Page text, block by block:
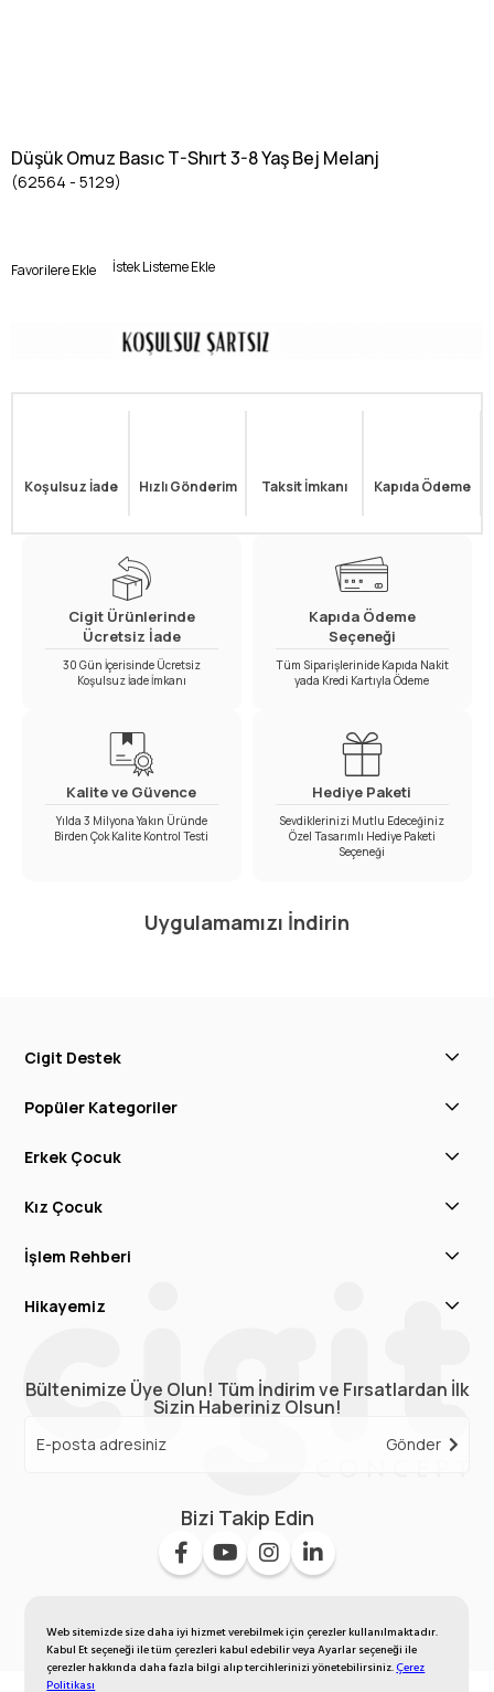
Web sitemizde size daha iyi hizmet verebilmek için çerezler kullanılmaktadır.
Kabul Et seçeneği ile tüm çerezleri kabul edebilir veya Ayarlar seçeneği ile
çerezler hakkında daha fazla bilgi alıp tercihlerinizi yönetebilirsiniz.Çerez
Politikası
Düşük Omuz Basıc T-Shırt 3-8 Yaş Bej Melanj
(62564 - 5129)
Favorilere Ekle İstek Listeme Ekle
Koşulsuz İade Hızlı Gönderim Taksit İmkanı Kapıda Ödeme
Cigit Ürünlerinde
Ücretsiz İade
30 Gün İçerisinde Ücretsiz
Koşulsuz İade İmkanı
Kapıda Ödeme
Seçeneği
Tüm Siparişlerinide Kapıda Nakit
yada Kredi Kartıyla Ödeme
Kalite ve Güvence
Yılda 3 Milyona Yakın Üründe
Birden Çok Kalite Kontrol Testi
Hediye Paketi
Sevdiklerinizi Mutlu Edeceğiniz
Özel Tasarımlı Hediye Paketi
Seçeneği
Uygulamamızı İndirin
Cigit Destek
Popüler Kategoriler
Erkek Çocuk
Kız Çocuk
İşlem Rehberi
Hikayemiz
Bültenimize Üye Olun! Tüm İndirim ve Fırsatlardan İlk
Sizin Haberiniz Olsun!
Gönder
Bizi Takip Edin